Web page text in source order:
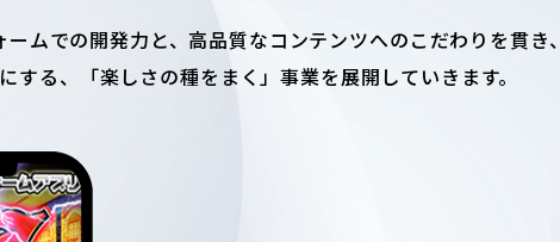
ームでの開発力と、高品質なコンテンツへのこだわりを貫き、
する、
「楽しさの種をまく」事業を展開していきます。